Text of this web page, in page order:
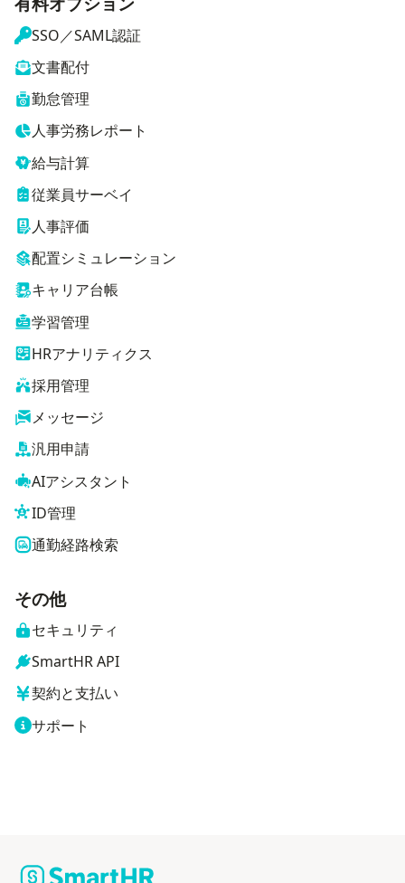
SSO／SAML認証
文書配付
勤怠管理
人事労務レポート
給与計算
従業員サーベイ
人事評価
配置シミュレーション
キャリア台帳
学習管理
HRアナリティクス
採用管理
メッセージ
汎用申請
AIアシスタント
ID管理
通勤経路検索
その他
セキュリティ
SmartHR API
契約と支払い
サポート